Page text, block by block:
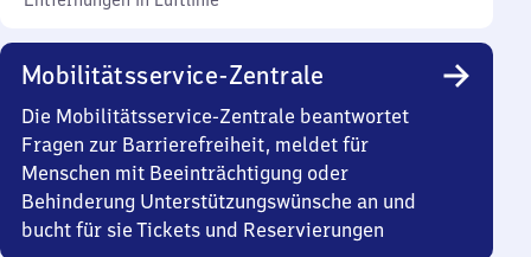
Mobilitätsservice-Zentrale
Die Mobilitätsservice-Zentrale beantwortet
Fragen zur Barrierefreiheit, meldet für
Menschen mit Beeinträchtigung oder
Behinderung Unterstützungswünsche an und
bucht für sie Tickets und Reservierungen